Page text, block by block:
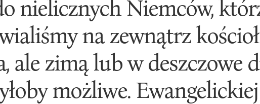
nielicznych Niemców,
na zewnątrz
ale zimą lub w deszczowe
możliwe. Ewangelickiej